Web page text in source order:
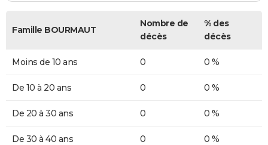
Famille BOURMAUT
Nombre de
décès
% des
décès
Moins de 10 ans 0 0 %
De 10 à 20 ans 0 0 %
De 20 à 30 ans 0 0 %
De 30 à 40 ans 0 0 %